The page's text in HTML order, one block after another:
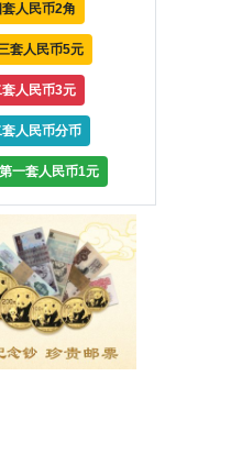
人民币2角
套人民币5元
人民币3元
人民币分币
第一套人民币1元